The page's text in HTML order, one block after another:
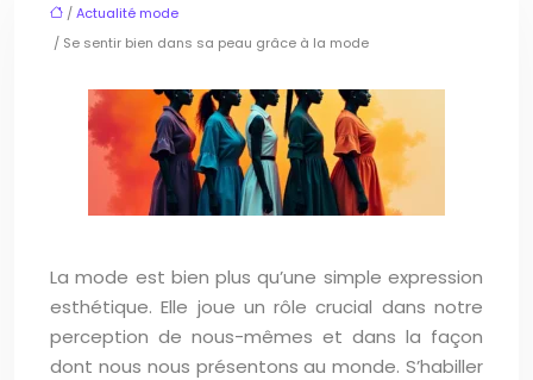
/Actualité mode
/ Se sentir bien dans sa peau grâce à la mode
La mode est bien plus qu’une simple expression
esthétique. Elle joue un rôle crucial dans notre
perception de nous-mêmes et dans la façon
dont nous nous présentons au monde. S’habiller